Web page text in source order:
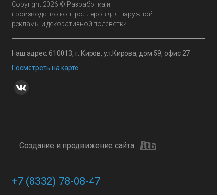
Copyright 2026 © Разработка и
производство контроллеров для наружной
рекламы и декоративной подсветки
Наш адрес: 610013, г. Киров, ул.Кирова, дом 59, офис 27
Посмотреть на карте
Создание и продвижение сайта
+7 (8332) 78-08-47